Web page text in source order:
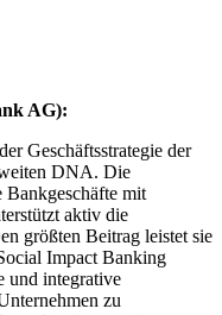
AG):
Geschäftsstrategie der
DNA. Die
mit
aktiv die
größten Beitrag leistet sie
Impact Banking
und integrative
zu